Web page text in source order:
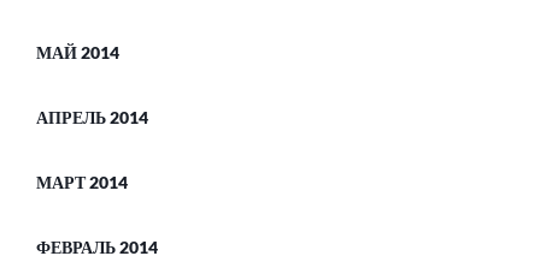
МАЙ 2014
АПРЕЛЬ 2014
МАРТ 2014
ФЕВРАЛЬ 2014